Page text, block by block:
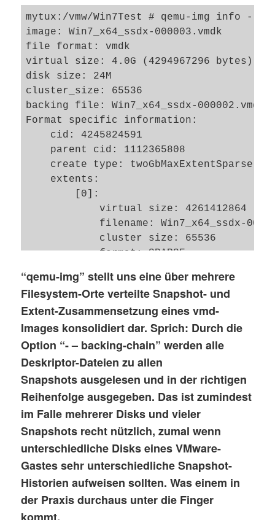
mytux:/vmw/Win7Test # qemu-img info --
image: Win7_x64_ssdx-000003.vmdk
file format: vmdk
virtual size: 4.0G (4294967296 bytes)
disk size: 24M
cluster_size: 65536
backing file: Win7_x64_ssdx-000002.vmdk
Format specific information:
    cid: 4245824591
    parent cid: 1112365808
    create type: twoGbMaxExtentSparse
    extents:
        [0]:
            virtual size: 4261412864
filename: Win7_x64_ssdx-
            cluster size: 65536
            format: SPARSE
            virtual size: 33554432
filename: Win7_x64_ssdx-
            cluster size: 65536
            format: SPARSE
image: Win7_x64_ssdx-000002.vmdk
file format: vmdk
virtual size: 4.0G (4294967296 bytes)
disk size: 1.1M
cluster_size: 65536
backing file: Win7_x64_ssdx-000001.vmdk
Format specific information:
    cid: 1112365808
    create type: twoGbMaxExtentSparse
    extents:
“qemu-img” stellt uns eine über mehrere
Filesystem-Orte verteilte Snapshot- und
Extent-Zusammensetzung eines vmd-
Images konsolidiert dar. Sprich: Durch die
Option “- – backing-chain” werden alle
Deskriptor-Dateien zu allen
Snapshots ausgelesen und in der richtigen
Reihenfolge ausgegeben. Das ist zumindest
im Falle mehrerer Disks und vieler
Snapshots recht nützlich, zumal wenn
unterschiedliche Disks eines VMware-
Gastes sehr unterschiedliche Snapshot-
Historien aufweisen sollten. Was einem in
der Praxis durchaus unter die Finger